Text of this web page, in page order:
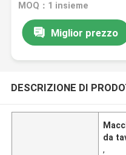
MOQ：1 insieme
Miglior prezzo
DESCRIZIONE DI
da
,